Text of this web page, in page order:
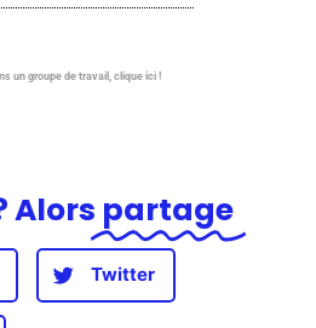
un groupe de travail, clique ici !
Alors partage
Twitter